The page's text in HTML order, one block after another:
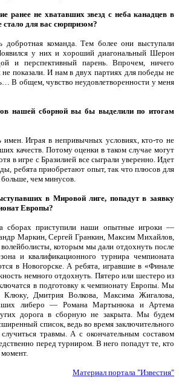
ранее не хватавших звезд с неба канадцев в
для вас сюрпризом?
команда. Тем более они выступали
у них и хороший диагональный Шерон
и перспективный парень. Впрочем, ничего
не показали. И нам в двух партиях для победы не
В общем, чувство неудовлетворенности у меня
нашей сборной вы бы выделили по итогам
Играя в непривычных условиях, кто-то не
качеств. Потому оценки в таком случае могут
в игре с Бразилией все сыграли уверенно. Идет
ребята приобретают опыт, так что плюсов для
чем минусов.
в Мировой лиге, попадут в заявку
Европы?
приступили наши опытные игроки —
Маркин, Сергей Гранкин, Максим Михайлов,
которым мы дали отдохнуть после
и квалификационного турнира чемпионата
в Новогорске. А ребята, игравшие в «Финале
немного отдохнуть. Пятеро или шестеро из
в подготовку к чемпионату Европы. Мы
Клюку, Дмитрия Волкова, Максима Жигалова,
либеро — Романа Мартынюка и Артема
дорога в сборную не закрыта. Мы будем
список, ведь во время заключительного
травмы. А с окончательным составом
перед турниром. В него попадут те, кто
момент.
Материал портала "Известия"